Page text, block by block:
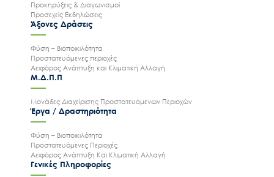
Προκηρύξεις & Διαγωνισμοί
Προσεχείς Εκδηλώσεις
Άξονες Δράσεις
Φύση – Βιοποικιλότητα
Προστατευόμενες περιοχές
Αειφόρος Ανάπτυξη και Κλιματική Αλλαγή
Μ.Δ.Π.Π
Μονάδες Διαχείρισης Προστατευόμενων Περιοχών
Έργα / Δραστηριότητα
Φύση – Βιοποικιλότητα
Προστατευόμενες Περιοχές
Αειφόρος Ανάπτυξη Και Κλιματική Αλλαγή
Γενικές Πληροφορίες